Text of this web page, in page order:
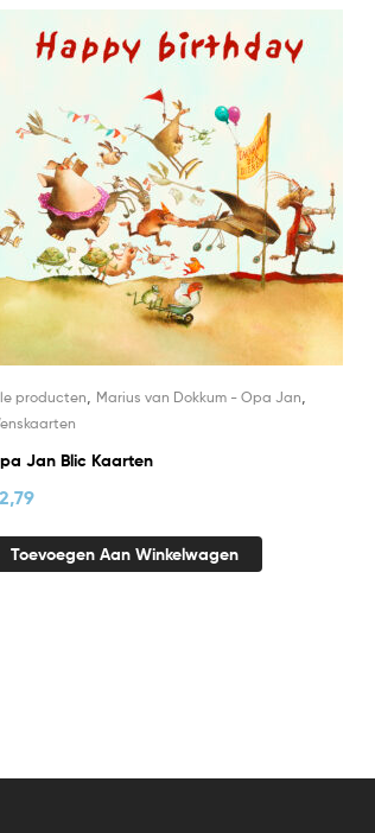
producten Marius van Dokkum - Opa Jan
Jan Blic Kaarten
2,79
Toevoegen Aan Winkelwagen